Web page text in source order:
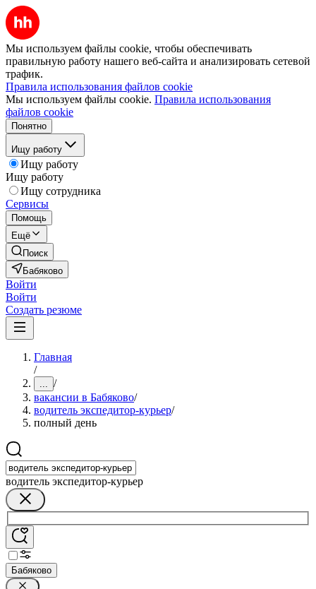
Мы используем файлы cookie, чтобы обеспечивать
правильную работу нашего веб-сайта и анализировать сетевой
трафик.
Правила использования файлов cookie
Мы используем файлы cookie. Правила использования
файлов cookie
Понятно
Ищу работу
Ищу работу
Ищу работу
Ищу сотрудника
Сервисы
Помощь
Ещё
Поиск
Бабяково
Войти
Войти
Создать резюме
Главная
/
... /
вакансии в Бабяково/
водитель экспедитор-курьер/
полный день
водитель экспедитор-курьер
Бабяково